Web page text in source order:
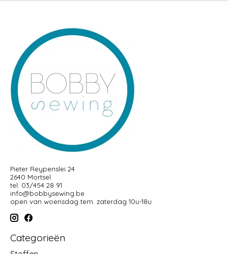
Pieter Reypenslei 24
2640 Mortsel
tel: 03/454 28 91
info@bobbysewing.be
open van woensdag tem. zaterdag 10u-18u
Categorieën